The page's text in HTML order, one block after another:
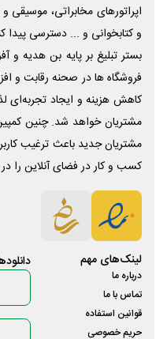
اپراتورهای مخابراتی،
و کتابخوانی و ... دسترسی پیدا
بستر تبلیغ بر پایه بن هدیه و
فروشگاه ها در صحنه رقابت و
کاهش هزینه و ایجاد
مشتریان خواهد شد. چنین
مشتریان جدید باعث ترغیب
کسب و کار در فضای آنلاین را
لینک‌های مهم
درباره ما
تماس با ما
قوانین استفاده
حریم خصوصی